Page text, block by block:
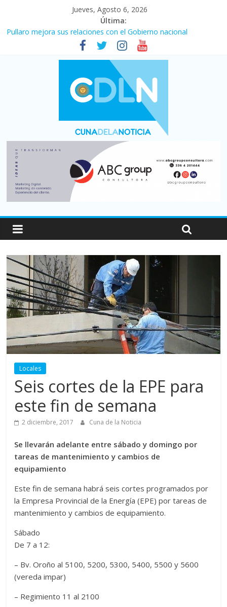
Jueves, Agosto 6, 2026
Última:
Pullaro mejora sus relaciones con el Gobierno nacional
En un partidazo, Newell’s empató 2 a 2 con Boca en el Coloso
Vacaciones de invierno con más movimiento y consumo
turístico: 4,6 millones de personas viajaron por el país, un 5,9%
Fuerte caída de la venta de autos usados en julio: bajó un 12,6%
Central venció 1 a 0 al River de Coudet en el Monumental
Locales
Seis cortes de la EPE para
este fin de semana
2 diciembre, 2017 Cuna de la Noticia
Se llevarán adelante entre sábado y domingo por
tareas de mantenimiento y cambios de
equipamiento
Este fin de semana habrá seis cortes programados por
la Empresa Provincial de la Energía (EPE) por tareas de
mantenimiento y cambios de equipamiento.
Sábado
De 7 a 12:
– Bv. Oroño al 5100, 5200, 5300, 5400, 5500 y 5600
(vereda impar)
– Regimiento 11 al 2100